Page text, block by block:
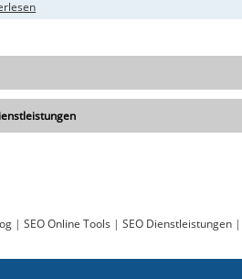
| SEO Online Tools | SEO Dienstleistungen|